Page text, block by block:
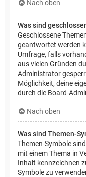
Nach oben
Was sind
Geschlossene
geantwortet werden
Umfrage, falls
aus vielen Gründen
Administrator
Möglichkeit, deine
durch die Board-
Nach oben
Was sind Themen-
Themen-Symbole
mit einem Thema in
Inhalt kennzeichnen
Symbole zu